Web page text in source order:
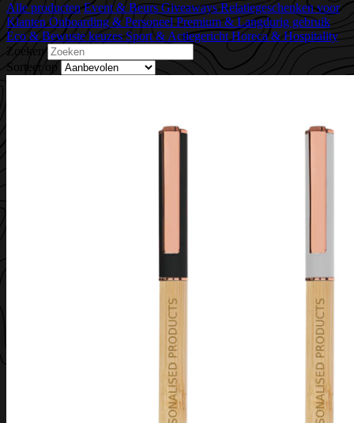
Alle producten Event & Beurs GiveawaysRelatiegeschenken voor
KlantenOnboarding & Personeel Premium & Langdurig gebruik
Eco & Bewuste keuzesSport & Actiegericht Horeca & Hospitality
Zoeken
Sorteer op